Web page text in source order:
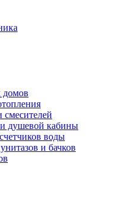
домов
смесителей
душевой кабины
воды
и бачков